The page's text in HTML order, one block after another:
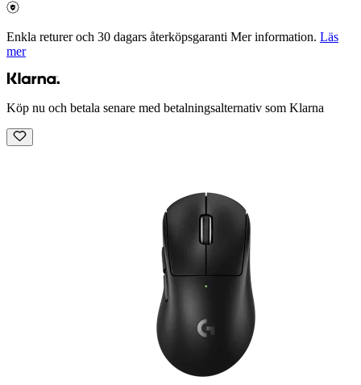
Enkla returer och 30 dagars återköpsgaranti Mer information. Läs
mer
Köp nu och betala senare med betalningsalternativ som Klarna